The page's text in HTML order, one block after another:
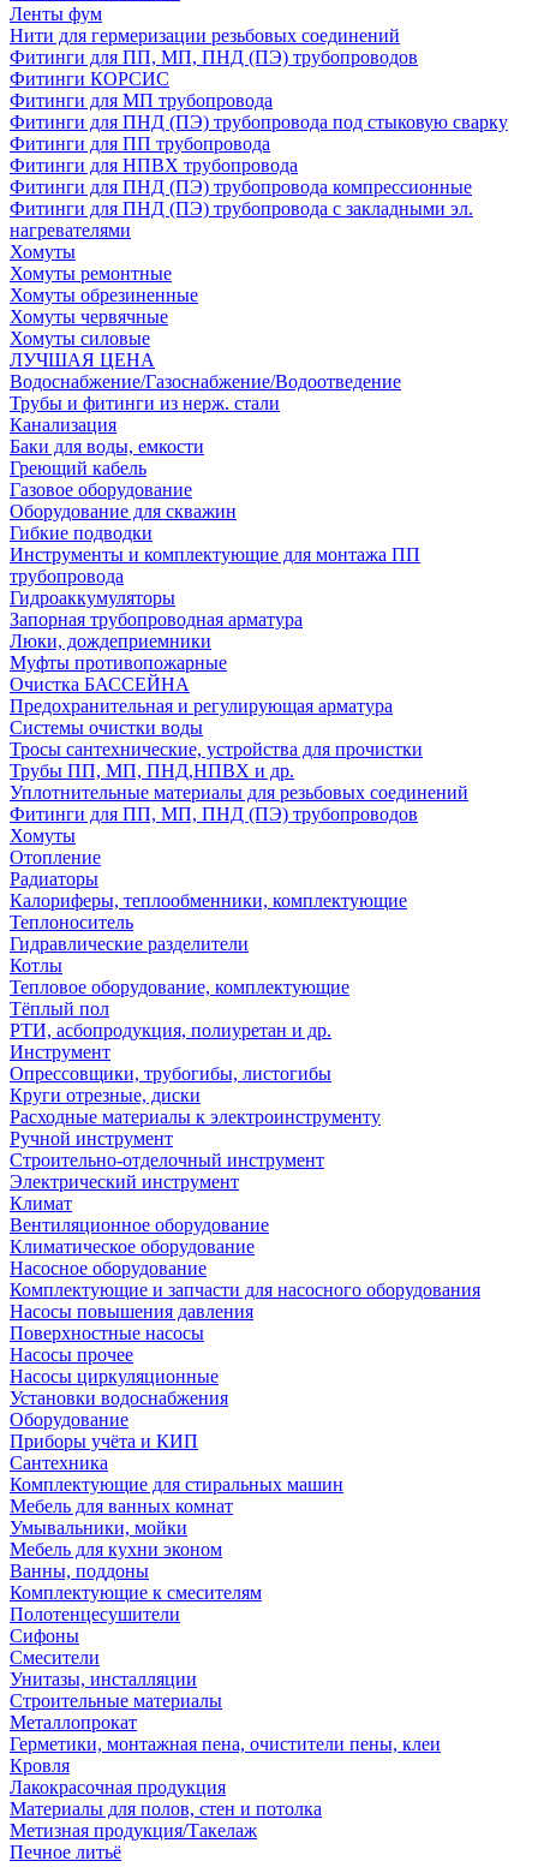
Ленты фум
Нити для гермеризации резьбовых соединений
Фитинги для ПП, МП, ПНД (ПЭ) трубопроводов
Фитинги КОРСИС
Фитинги для МП трубопровода
Фитинги для ПНД (ПЭ) трубопровода под стыковую сварку
Фитинги для ПП трубопровода
Фитинги для НПВХ трубопровода
Фитинги для ПНД (ПЭ) трубопровода компрессионные
Фитинги для ПНД (ПЭ) трубопровода с закладными эл.
нагревателями
Хомуты
Хомуты ремонтные
Хомуты обрезиненные
Хомуты червячные
Хомуты силовые
ЛУЧШАЯ ЦЕНА
Водоснабжение/Газоснабжение/Водоотведение
Трубы и фитинги из нерж. стали
Канализация
Баки для воды, емкости
Греющий кабель
Газовое оборудование
Оборудование для скважин
Гибкие подводки
Инструменты и комплектующие для монтажа ПП
трубопровода
Гидроаккумуляторы
Запорная трубопроводная арматура
Люки, дождеприемники
Муфты противопожарные
Очистка БАССЕЙНА
Предохранительная и регулирующая арматура
Системы очистки воды
Тросы сантехнические, устройства для прочистки
Трубы ПП, МП, ПНД,НПВХ и др.
Уплотнительные материалы для резьбовых соединений
Фитинги для ПП, МП, ПНД (ПЭ) трубопроводов
Хомуты
Отопление
Радиаторы
Калориферы, теплообменники, комплектующие
Теплоноситель
Гидравлические разделители
Котлы
Тепловое оборудование, комплектующие
Тёплый пол
РТИ, асбопродукция, полиуретан и др.
Инструмент
Опрессовщики, трубогибы, листогибы
Круги отрезные, диски
Расходные материалы к электроинструменту
Ручной инструмент
Строительно-отделочный инструмент
Электрический инструмент
Климат
Вентиляционное оборудование
Климатическое оборудование
Насосное оборудование
Комплектующие и запчасти для насосного оборудования
Насосы повышения давления
Поверхностные насосы
Насосы прочее
Насосы циркуляционные
Установки водоснабжения
Оборудование
Приборы учёта и КИП
Сантехника
Комплектующие для стиральных машин
Мебель для ванных комнат
Умывальники, мойки
Мебель для кухни эконом
Ванны, поддоны
Комплектующие к смесителям
Полотенцесушители
Сифоны
Смесители
Унитазы, инсталляции
Строительные материалы
Металлопрокат
Герметики, монтажная пена, очистители пены, клеи
Кровля
Лакокрасочная продукция
Материалы для полов, стен и потолка
Метизная продукция/Такелаж
Печное литьё